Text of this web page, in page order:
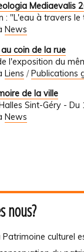
Mediaevalis
: "L'eau à travers
News
coin de la rue
l'exposition du
Liens /Publications
de la ville
Sint-Géry -
News
nous?
Patrimoine culturel